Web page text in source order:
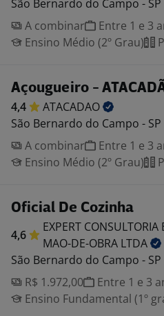
São Bernardo do Campo - SP
A combinar
Entre 1 e 3
Ensino Médio (2º Grau)
Açougueiro -
4,4
ATACADAO
São Bernardo do Campo - SP
A combinar
Entre 1 e 3
Ensino Médio (2º Grau)
Oficial De Cozinha
4,6
EXPERT CONSULTORIA
MAO-DE-OBRA LTDA
São Bernardo do Campo - SP
R$ 1.972,00
Entre 1 e 3
Ensino Fundamental (1º